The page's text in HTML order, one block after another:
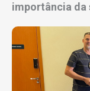
importância